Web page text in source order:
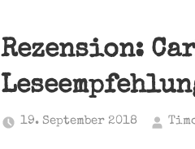
Rezension:
19. September 2018